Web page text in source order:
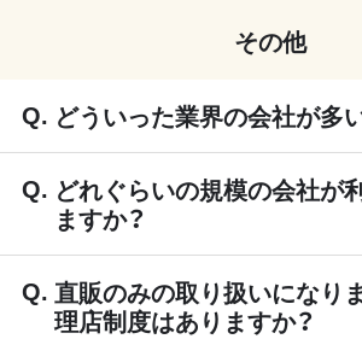
その他
どういった業界の会社が多
どれぐらいの規模の会社が
ますか？
直販のみの取り扱いになり
理店制度はありますか？